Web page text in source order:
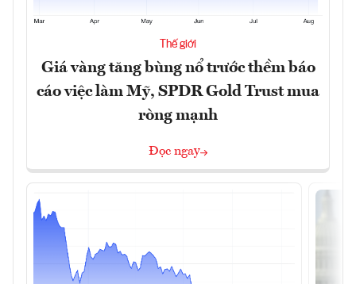
Thế giới
Giá vàng tăng bùng nổ trước thềm báo
cáo việc làm Mỹ, SPDR Gold Trust mua
ròng mạnh
Đọc ngay